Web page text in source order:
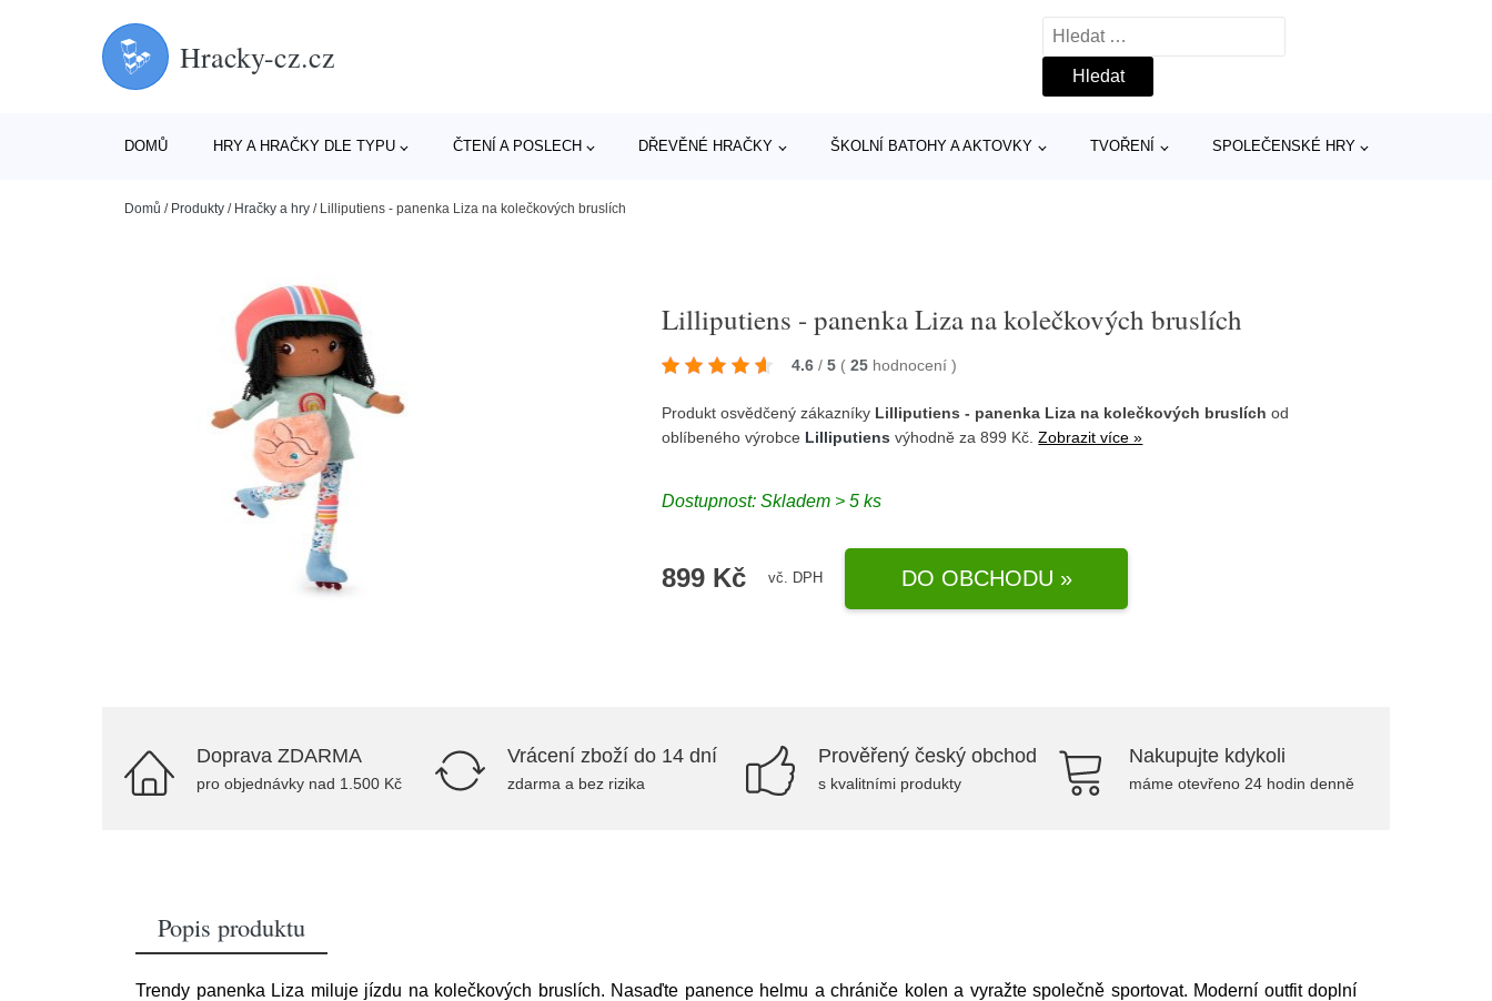
Hracky-cz.cz
Vyhledávání
DOMŮ HRY A HRAČKY DLE TYPU ČTENÍ A POSLECH DŘEVĚNÉ HRAČKY ŠKOLNÍ BATOHY A AKTOVKY TVOŘENÍ SPOLEČENSKÉ HRY
Domů / Produkty / Hračky a hry / Lilliputiens - panenka Liza na kolečkových bruslích
Lilliputiens - panenka Liza na kolečkových bruslích
4.6 / 5 ( 25 hodnocení)
Produkt osvědčený zákazníky Lilliputiens - panenka Liza na kolečkových bruslích od
oblíbeného výrobce Lilliputiens výhodně za 899 Kč.Zobrazit více »
Dostupnost: Skladem > 5 ks
899 Kč vč. DPH DO OBCHODU »
Doprava ZDARMA
pro objednávky nad 1.500 Kč
Vrácení zboží do 14 dní
zdarma a bez rizika
Prověřený český obchod
s kvalitními produkty
Nakupujte kdykoli
máme otevřeno 24 hodin denně
Popis produktu
Trendy panenka Liza miluje jízdu na kolečkových bruslích. Nasaďte panence helmu a chrániče kolen a vyražte společně sportovat. Moderní outfit doplní